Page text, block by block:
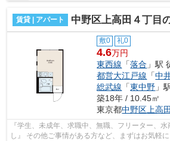
賃貸 | アパート 中野区上高田４丁目
敷0 礼0
4.6万円
東西線 「落合 」駅
都営大江戸線 「中
総武線 「東中野 」
築18年 / 10.45㎡
東京都中野区 上高田
『学生、未成年、求職中、無職、フリーター、
し』 その他ご事情がある方など、まずはお気軽